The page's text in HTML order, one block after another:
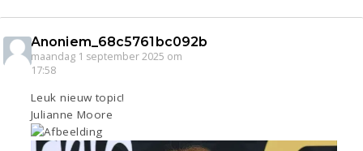
Anoniem_68c5761bc092b
maandag 1 september 2025 om
17:58
Leuk nieuw topic!
Julianne Moore